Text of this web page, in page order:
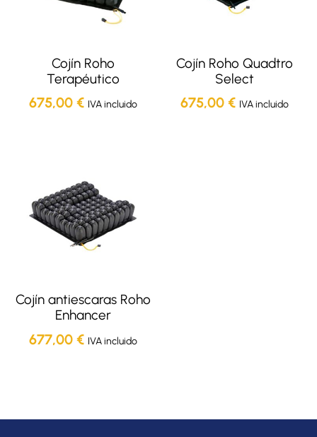
Cojín Roho
Terapéutico
675,00 € IVA incluido
Cojín Roho Quadtro
Select
675,00 € IVA incluido
Cojín antiescaras Roho
Enhancer
677,00 € IVA incluido